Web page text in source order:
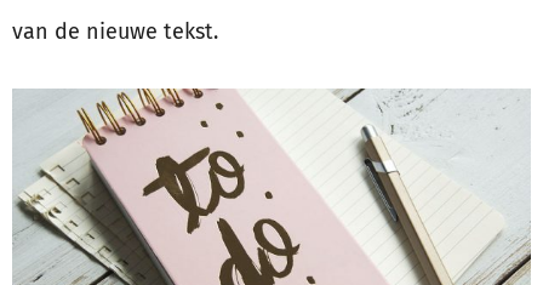
van de nieuwe tekst.